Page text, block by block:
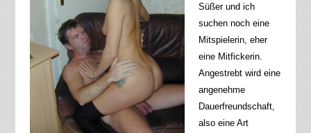
Süßer und ich
suchen noch eine
Mitspielerin, eher
eine Mitfickerin.
Angestrebt wird eine
angenehme
Dauerfreundschaft,
also eine Art